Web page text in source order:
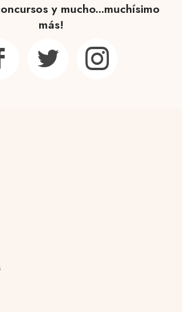
y mucho...muchísimo
más!